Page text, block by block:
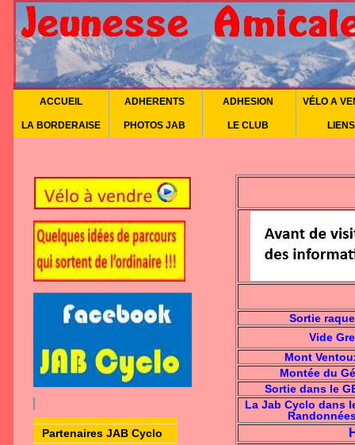
ACCUEIL ADHERENTS ADHESION VÉLO A
LA BORDERAISE PHOTOS JAB LE CLUB LIENS
Partenaires JAB Cyclo
Sortie
Vide
Mont
Montée du
Sortie dans le
La Jab Cyclo dans